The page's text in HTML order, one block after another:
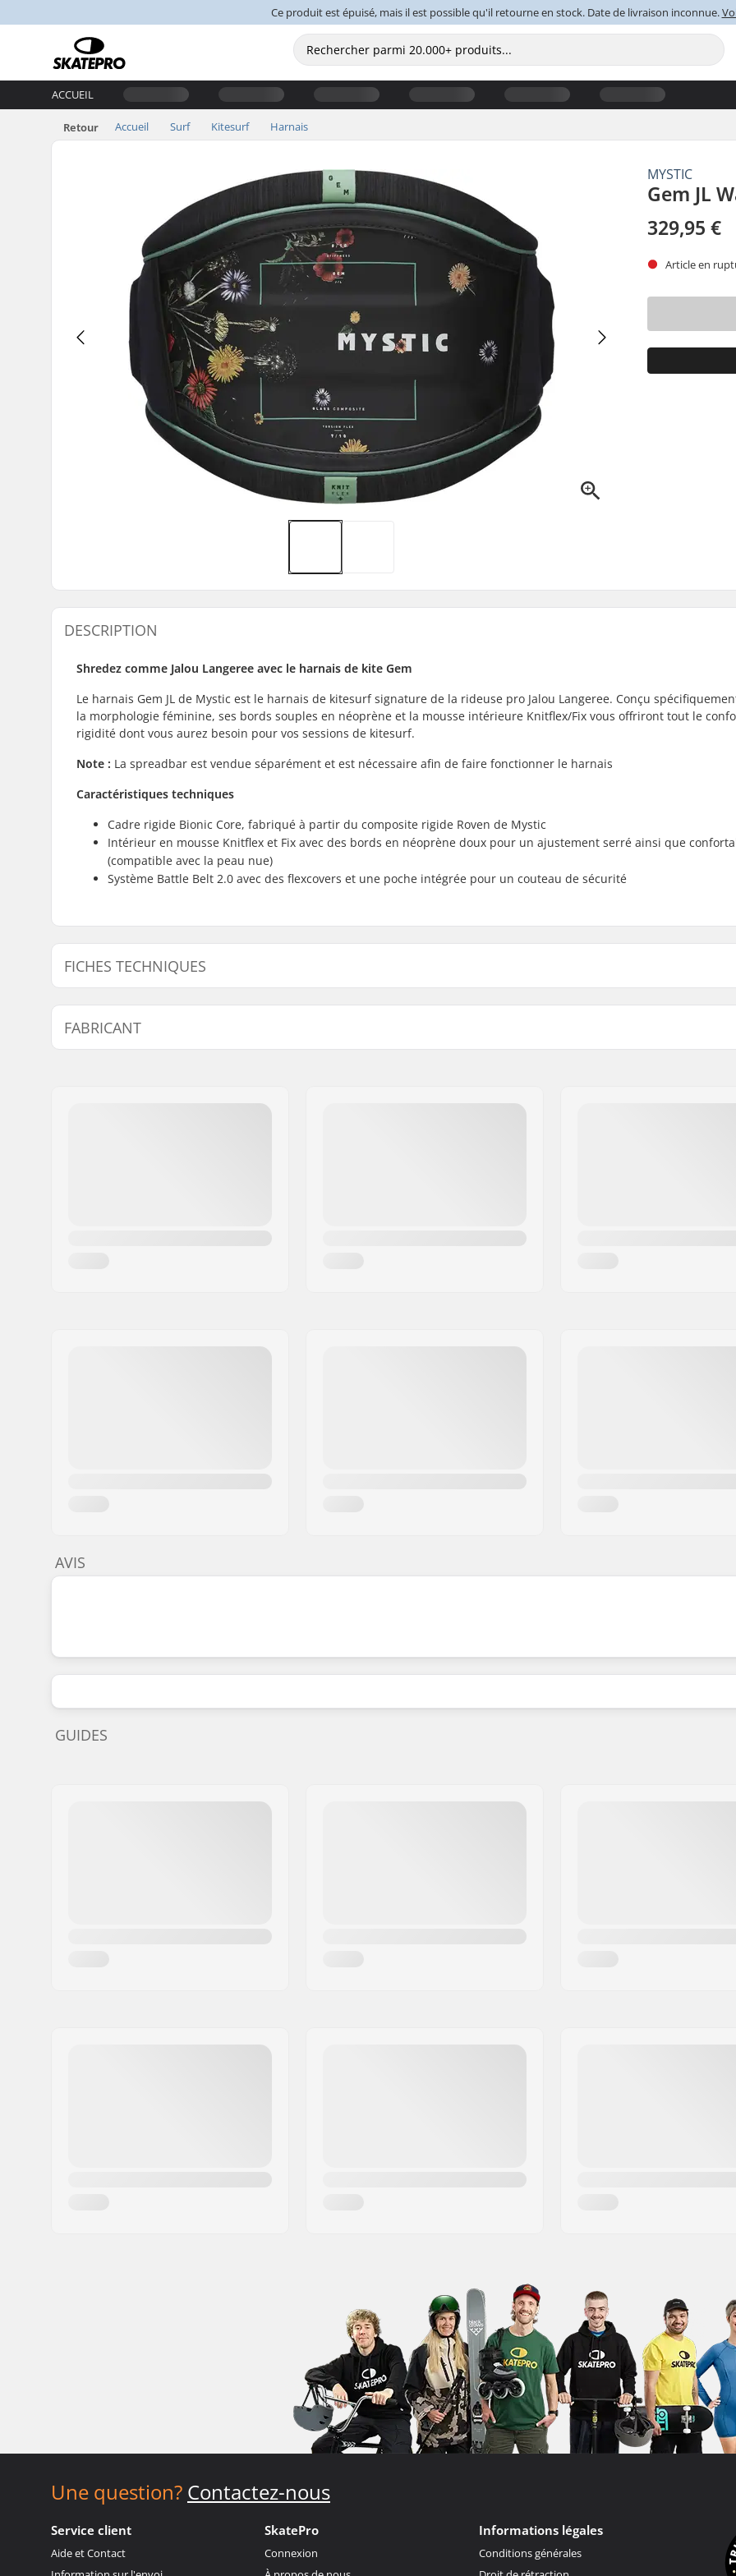
Ce produit est épuisé, mais il est possible qu'il retourne en stock. Date de livraison inconnue.
ACCUEIL
Retour Accueil Surf Kitesurf Harnais
MYSTIC
Gem JL
329,95 €
Article en
DESCRIPTION
Shredez comme Jalou Langeree avec le harnais de kite Gem
Le harnais Gem JL de Mystic est le harnais de kitesurf signature de la rideuse pro Jalou Langeree. Conçu
la morphologie féminine, ses bords souples en néoprène et la mousse intérieure Knitflex/Fix vous offriront tout le
rigidité dont vous aurez besoin pour vos sessions de kitesurf.
Note : La spreadbar est vendue séparément et est nécessaire afin de faire fonctionner le harnais
Caractéristiques techniques
Cadre rigide Bionic Core, fabriqué à partir du composite rigide Roven de Mystic
Intérieur en mousse Knitflex et Fix avec des bords en néoprène doux pour un ajustement serré ainsi que
(compatible avec la peau nue)
Système Battle Belt 2.0 avec des flexcovers et une poche intégrée pour un couteau de sécurité
FICHES TECHNIQUES
Type de harnais:
Taille
Spreader bar:
Sexe:
FABRICANT
AVIS
GUIDES
Une question? Contactez-nous
Service client
Aide et Contact
SkatePro
Connexion
Informations légales
Conditions générales